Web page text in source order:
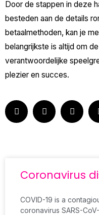
Door de stappen in deze
besteden aan de details
betaalmethoden, kan je
belangrijkste is altijd om
verantwoordelijke
plezier en succes.
Coronavirus
COVID-19 is a
coronavirus SARS-